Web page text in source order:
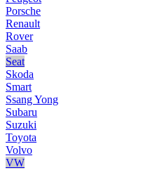
Porsche
Renault
Rover
Saab
Seat
Skoda
Smart
Ssang Yong
Subaru
Suzuki
Toyota
Volvo
VW